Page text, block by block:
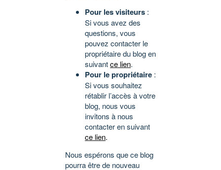
Pour les visiteurs :
Si vous avez des
questions, vous
pouvez contacter le
propriétaire du blog en
suivantce lien.
Pour le propriétaire :
Si vous souhaitez
rétablir l’accès à votre
blog, nous vous
invitons à nous
contacter en suivant
ce lien.
Nous espérons que ce blog
pourra être de nouveau